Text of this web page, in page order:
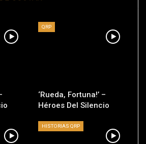
QRP
‘Rueda, Fortuna!’ –
Héroes Del Silencio
HISTORIAS QRP